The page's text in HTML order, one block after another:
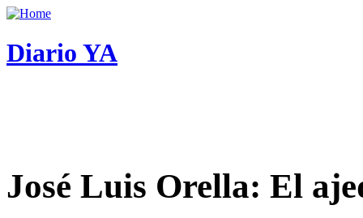
Diario YA
José Luis Orella: El